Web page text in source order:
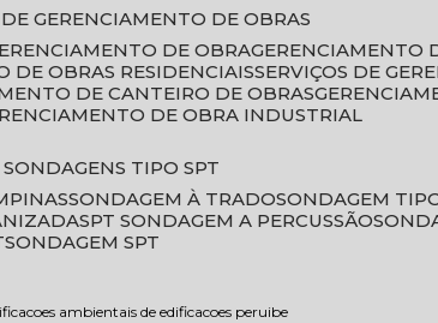
DE GERENCIAMENTO DE OBRAS
DE OBRA
DE OBRAS RESIDENCIAIS SERVIÇOS DE
DE CANTEIRO DE OBRAS
DE OBRA INDUSTRIAL
SONDAGENS TIPO SPT
SONDAGEM À TRADO SONDAGEM
SPT SONDAGEM A PERCUSSÃO
SONDAGEM SPT
ambientais de edificacoes peruibe